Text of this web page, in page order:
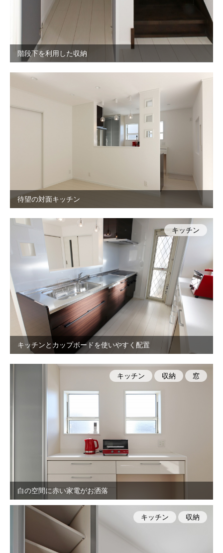
階段下を利用した収納
待望の対面キッチン
キッチンとカップボードを使いやすく配置
キッチン
白の空間に赤い家電がお洒落
キッチン 収納 窓
キッチン 収納